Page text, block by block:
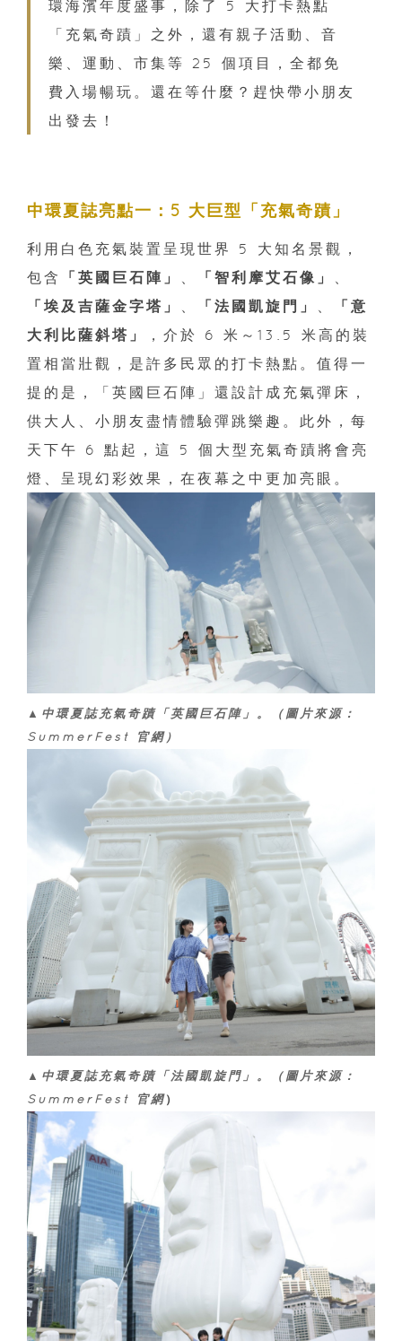
環海濱年度盛事，除了 5 大打卡熱點
「充氣奇蹟」之外，還有親子活動、音
樂、運動、市集等 25 個項目，全都免
費入場暢玩。還在等什麼？趕快帶小朋友
出發去！
中環夏誌亮點一：5 大巨型「充氣奇蹟」
利用白色充氣裝置呈現世界 5 大知名景觀，
包含
「英國巨石陣」 「智利摩艾石像」
「埃及吉薩金字塔」
「法國凱旋門」
「意
大利比薩斜塔」
，介於 6 米～13.5 米高的裝
置相當壯觀，是許多民眾的打卡熱點。值得一
提的是，「英國巨石陣」還設計成充氣彈床，
供大人、小朋友盡情體驗彈跳樂趣。此外，每
天下午 6 點起，這 5 個大型充氣奇蹟將會亮
燈、呈現幻彩效果，在夜幕之中更加亮眼。
▲中環夏誌充氣奇蹟「英國巨石陣」。（圖片來源：
SummerFest 官網）
▲中環夏誌充氣奇蹟「法國凱旋門」。
（圖片來源：
SummerFest 官網）